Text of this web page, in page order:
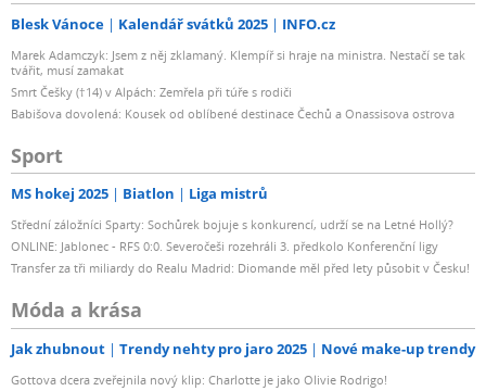
Blesk Vánoce Kalendář svátků 2025 INFO.cz
Marek Adamczyk: Jsem z něj zklamaný. Klempíř si hraje na ministra. Nestačí se tak
tvářit, musí zamakat
Smrt Češky (†14) v Alpách: Zemřela při túře s rodiči
Babišova dovolená: Kousek od oblíbené destinace Čechů a Onassisova ostrova
Sport
MS hokej 2025 Biatlon Liga mistrů
Střední záložníci Sparty: Sochůrek bojuje s konkurencí, udrží se na Letné Hollý?
ONLINE: Jablonec - RFS 0:0. Severočeši rozehráli 3. předkolo Konferenční ligy
Transfer za tři miliardy do Realu Madrid: Diomande měl před lety působit v Česku!
Móda a krása
Jak zhubnout Trendy nehty pro jaro 2025 Nové make-up trendy
Gottova dcera zveřejnila nový klip: Charlotte je jako Olivie Rodrigo!